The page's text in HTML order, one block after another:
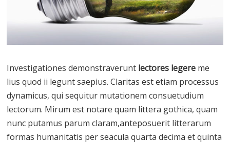
Investigationes demonstraverunt lectores legere me
lius quod ii legunt saepius. Claritas est etiam processus
dynamicus, qui sequitur mutationem consuetudium
lectorum. Mirum est notare quam littera gothica, quam
nunc putamus parum claram,anteposuerit litterarum
formas humanitatis per seacula quarta decima et quinta